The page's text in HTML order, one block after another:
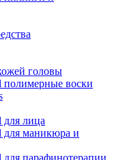
головы
полимерные воски
лица
для маникюра и
парафинотерапии